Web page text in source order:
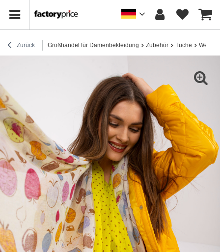
Zurück Großhandel für Damenbekleidung Zubehör Tuche Weiß-